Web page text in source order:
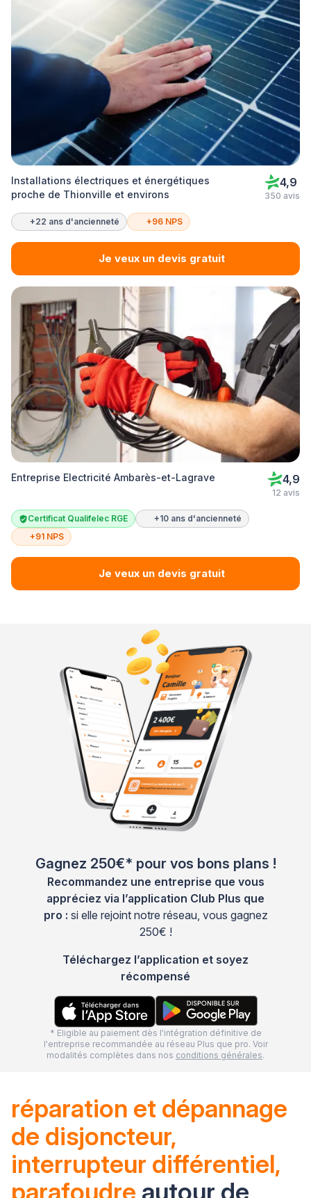
Installations électriques et énergétiques
proche de Thionville et environs
4,9
350 avis
+22 ans d'ancienneté +96 NPS
Je veux un devis gratuit
Entreprise Electricité Ambarès-et-Lagrave 4,9
12 avis
Certificat Qualifelec RGE
+10 ans d'ancienneté
+91 NPS
Je veux un devis gratuit
Gagnez 250€* pour vos bons plans !
Recommandez une entreprise que vous
appréciez via l’application Club Plus que
pro : si elle rejoint notre réseau, vous gagnez
250€ !
Téléchargez l’application et soyez
récompensé
* Eligible au paiement dès l'intégration définitive de
l'entreprise recommandée au réseau Plus que pro. Voir
modalités complètes dans nos conditions générales.
réparation et dépannage
de disjoncteur,
interrupteur différentiel,
parafoudre autour de